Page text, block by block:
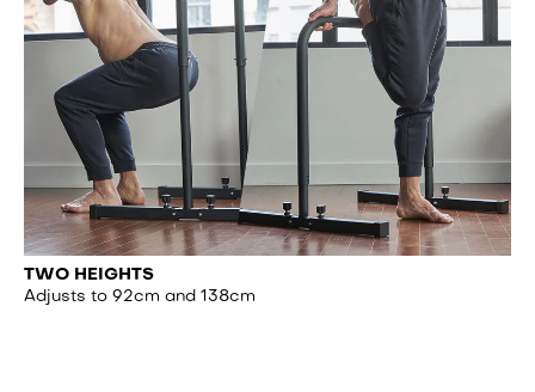
TWO HEIGHTS
Adjusts to 92cm and 138cm